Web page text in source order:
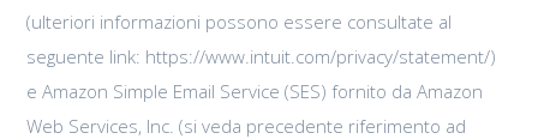
(ulteriori informazioni possono essere consultate al
seguente link: https://www.intuit.com/privacy/statement/)
e Amazon Simple Email Service (SES) fornito da Amazon
Web Services, Inc. (si veda precedente riferimento ad